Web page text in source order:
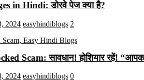
in Hindi: डोरवे पेज क्या है?
2024 easyhindiblogs 2
Scam: सावधान! होशियार रहें!
2024 easyhindiblogs 0